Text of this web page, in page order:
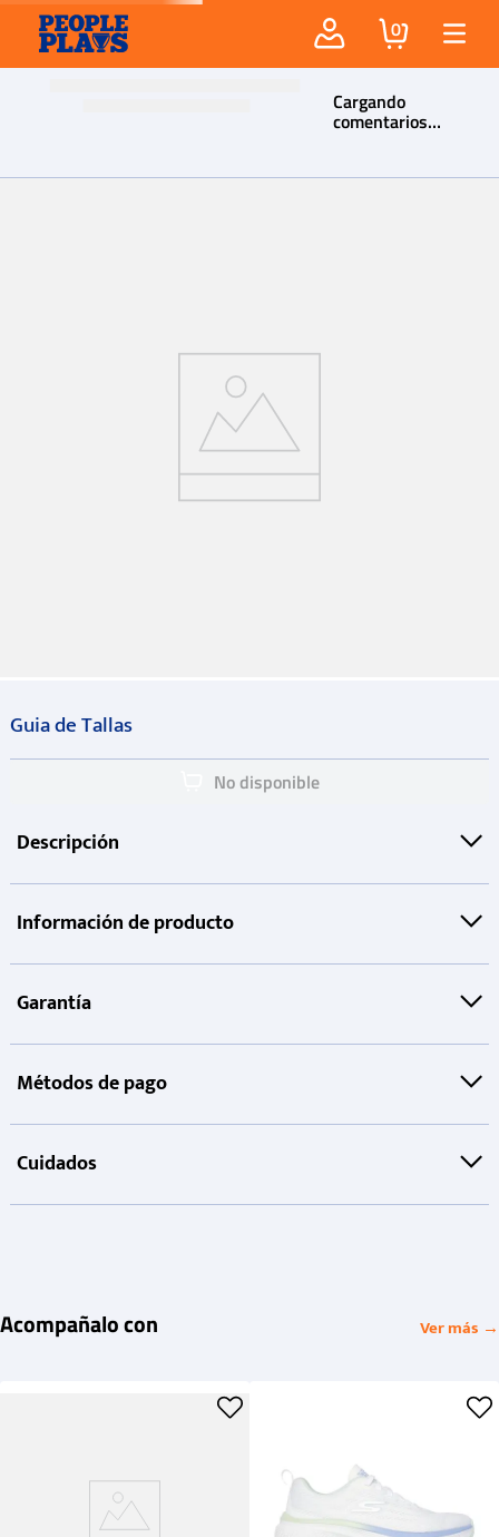
0
Cargando
comentarios…
Guia de Tallas
No disponible
Descripción
Información de producto
Garantía
Métodos de pago
Cuidados
Acompañalo con Ver más →